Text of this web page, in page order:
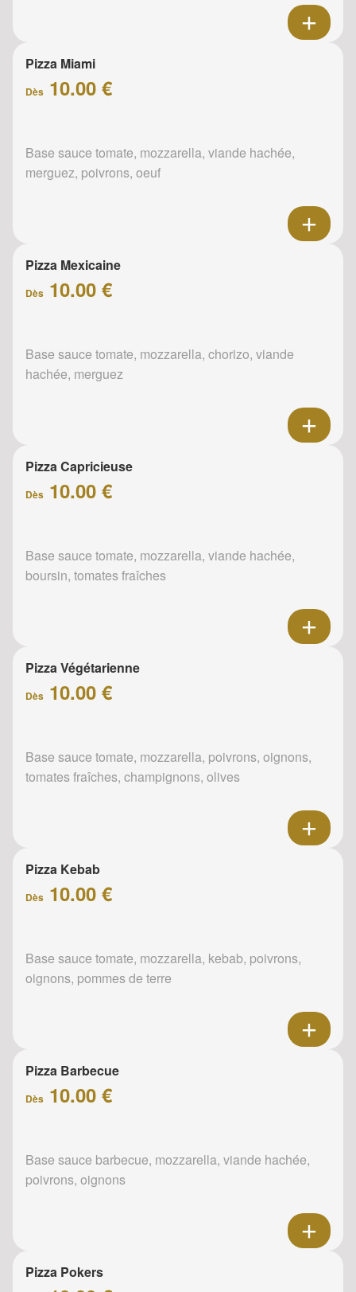
Pizza Miami
Dès 10.00 €
Base sauce tomate, mozzarella, viande hachée,
merguez, poivrons, oeuf
Pizza Mexicaine
Dès 10.00 €
Base sauce tomate, mozzarella, chorizo, viande
hachée, merguez
Pizza Capricieuse
Dès 10.00 €
Base sauce tomate, mozzarella, viande hachée,
boursin, tomates fraîches
Pizza Végétarienne
Dès 10.00 €
Base sauce tomate, mozzarella, poivrons, oignons,
tomates fraîches, champignons, olives
Pizza Kebab
Dès 10.00 €
Base sauce tomate, mozzarella, kebab, poivrons,
oignons, pommes de terre
Pizza Barbecue
Dès 10.00 €
Base sauce barbecue, mozzarella, viande hachée,
poivrons, oignons
Pizza Pokers